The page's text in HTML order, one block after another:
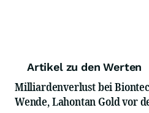
Artikel zu den Werten
Milliardenverlust bei
Wende, Lahontan Gold vor